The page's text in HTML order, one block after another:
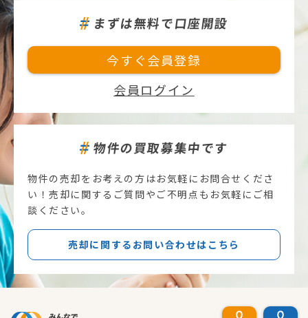
まずは無料で口座開設
今すぐ会員登録
会員ログイン
物件の買取募集中です
物件の売却をお考えの方はお気軽にお問合せくださ
い！売却に関するご質問やご不明点もお気軽にご相
談ください。
売却に関するお問い合わせはこちら